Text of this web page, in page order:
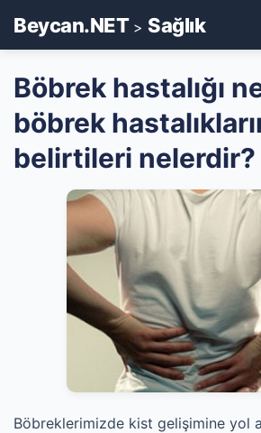
Beycan.NET> Sağlık
Böbrek hastalığı
böbrek
belirtileri nelerdir?
Böbreklerimizde kist gelişimine yol